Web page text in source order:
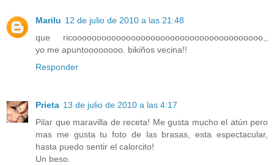
Marilu 12 de julio de 2010 a las 21:48
que ricooooooooooooooooooooooooooooooooooooooo,,
yo me apuntoooooooo. bikiños vecina!!
Responder
Prieta 13 de julio de 2010 a las 4:17
Pilar que maravilla de receta! Me gusta mucho el atún pero
mas me gusta tu foto de las brasas, esta espectacular,
hasta puedo sentir el calorcito!
Un beso.